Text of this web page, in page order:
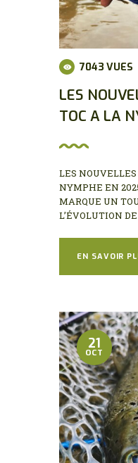
7043 VUES
LES
TOC A LA
LES
NYMPHE EN
MARQUE UN
L’ÉVOLUTION
EN SAVOIR
21
OCT